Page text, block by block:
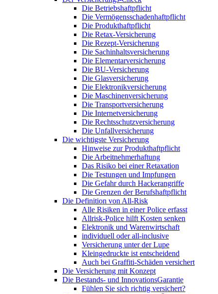
Die Betriebshaftpflicht
Die Vermögensschadenhaftpflicht
Die Produkthaftpflicht
Die Retax-Versicherung
Die Rezept-Versicherung
Die Sachinhaltsversicherung
Die Elementarversicherung
Die BU-Versicherung
Die Glasversicherung
Die Elektronikversicherung
Die Maschinenversicherung
Die Transportversicherung
Die Internetversicherung
Die Rechtsschutzversicherung
Die Unfallversicherung
Die wichtigste Versicherung
Hinweise zur Produkthaftpflicht
Die Arbeitnehmerhaftung
Das Risiko bei einer Retaxation
Die Testungen und Impfungen
Die Gefahr durch Hackerangriffe
Die Grenzen der Berufshaftpflicht
Die Definition von All-Risk
Alle Risiken in einer Police erfasst
Allrisk-Police hilft Kosten senken
Elektronik und Warenwirtschaft
individuell oder all-inclusive
Versicherung unter der Lupe
Kleingedruckte ist entscheidend
Auch bei Graffiti-Schäden versichert
Die Versicherung mit Konzept
Die Bestands- und InnovationsGarantie
Fühlen Sie sich richtig versichert?